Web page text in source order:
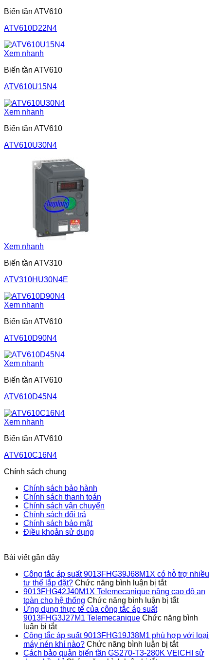
Biến tần ATV610
ATV610D22N4
Xem nhanh
Biến tần ATV610
ATV610U15N4
Xem nhanh
Biến tần ATV610
ATV610U30N4
Xem nhanh
Biến tần ATV310
ATV310HU30N4E
Xem nhanh
Biến tần ATV610
ATV610D90N4
Xem nhanh
Biến tần ATV610
ATV610D45N4
Xem nhanh
Biến tần ATV610
ATV610C16N4
Chính sách chung
Chính sách bảo hành
Chính sách thanh toán
Chính sách vận chuyển
Chính sách đổi trả
Chính sách bảo mật
Điều khoản sử dụng
Bài viết gần đây
Công tắc áp suất 9013FHG39J68M1X có hỗ trợ nhiều
tư thế lắp đặt? Chức năng bình luận bị tắtở
Công
tắc
suất
có
hỗ
trợ
9013FHG42J40M1X Telemecanique nâng cao độ an
toàn cho hệ thống Chức năng bình luận bị tắtở
cao
độ
an
Ứng dụng thực tế của công tắc áp suất
9013FHG3J27M1 Telemecanique Chức năng bình
luận bị tắtở
Ứng
dụng
thực
Công tắc áp suất 9013FHG19J38M1 phù hợp với loại
máy nén khí nào? Chức năng bình luận bị tắtở
Công
Cách bảo quản biến tần GS270-T3-280K VEICHI sử